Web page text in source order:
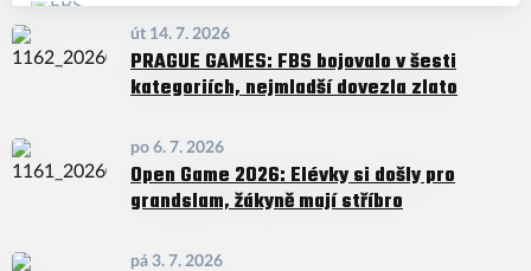
út 14. 7. 2026
PRAGUE GAMES: FBS bojovalo v šesti
kategoriích, nejmladší dovezla zlato
po 6. 7. 2026
Open Game 2026: Elévky si došly pro
grandslam, žákyně mají stříbro
pá 3. 7. 2026